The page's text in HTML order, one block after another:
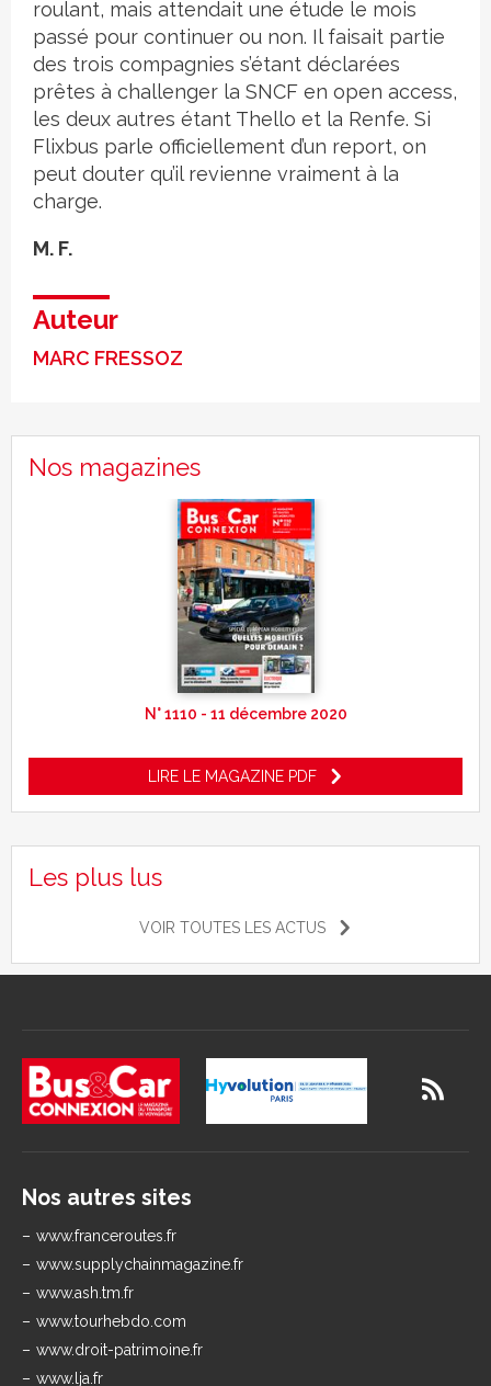
roulant, mais attendait une étude le mois
passé pour continuer ou non. Il faisait partie
des trois compagnies s’étant déclarées
prêtes à challenger la SNCF en open access,
les deux autres étant Thello et la Renfe. Si
Flixbus parle officiellement d’un report, on
peut douter qu’il revienne vraiment à la
charge.
M. F.
Auteur
MARC FRESSOZ
Nos magazines
N° 1110 - 11 décembre 2020
LIRE LE MAGAZINE PDF
Les plus lus
VOIR TOUTES LES ACTUS
Nos autres sites
www.franceroutes.fr
www.supplychainmagazine.fr
www.ash.tm.fr
www.tourhebdo.com
www.droit-patrimoine.fr
www.lja.fr